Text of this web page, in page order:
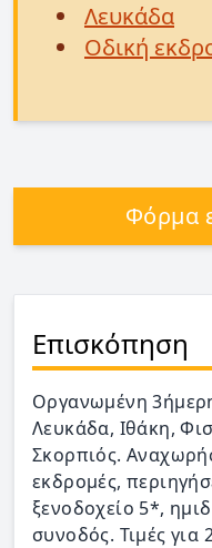
Λευκάδα
Οδική
Φόρμα
Επισκόπηση
Οργανωμένη
Λευκάδα, Ιθάκη,
Σκορπιός.
εκδρομές,
ξενοδοχείο 5*,
συνοδός. Τιμές